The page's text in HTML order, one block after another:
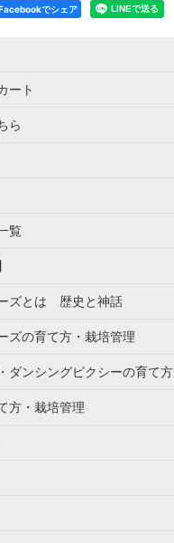
でシェア
ート
ら
覧
ズとは 歴史と神話
ズの育て方・栽培管理
ダンシングピクシーの育て
方・栽培管理